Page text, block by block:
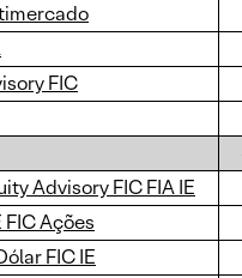
FIC
Advisory FIC FIA IE
Ações
FIC IE